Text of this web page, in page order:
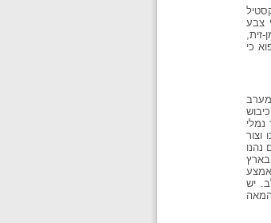
צבע
כי
נמלי
וצור
נהנו
בארץ
יש